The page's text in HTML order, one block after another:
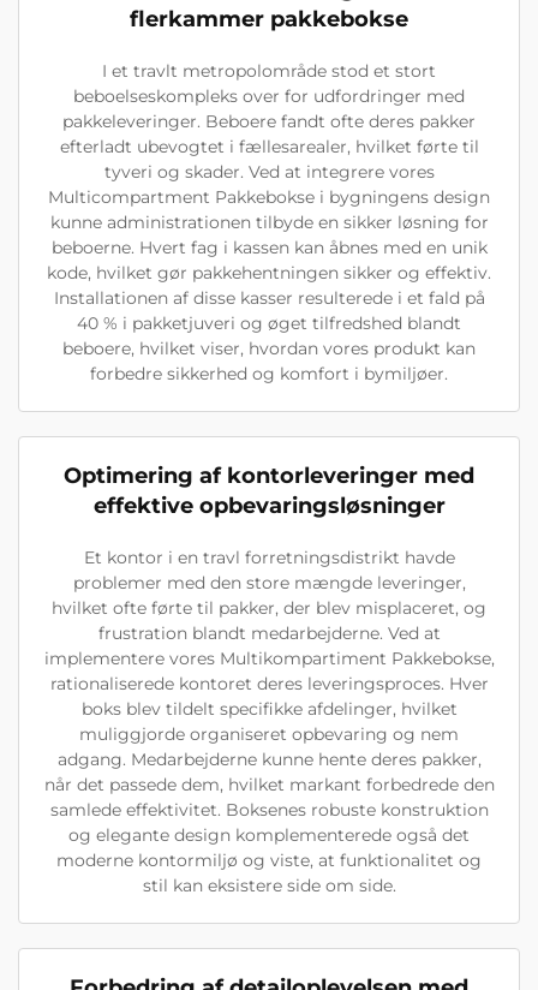
flerkammer pakkebokse
I et travlt metropolområde stod et stort
beboelseskompleks over for udfordringer med
pakkeleveringer. Beboere fandt ofte deres pakker
efterladt ubevogtet i fællesarealer, hvilket førte til
tyveri og skader. Ved at integrere vores
Multicompartment Pakkebokse i bygningens design
kunne administrationen tilbyde en sikker løsning for
beboerne. Hvert fag i kassen kan åbnes med en unik
kode, hvilket gør pakkehentningen sikker og effektiv.
Installationen af disse kasser resulterede i et fald på
40 % i pakketjuveri og øget tilfredshed blandt
beboere, hvilket viser, hvordan vores produkt kan
forbedre sikkerhed og komfort i bymiljøer.
Optimering af kontorleveringer med
effektive opbevaringsløsninger
Et kontor i en travl forretningsdistrikt havde
problemer med den store mængde leveringer,
hvilket ofte førte til pakker, der blev misplaceret, og
frustration blandt medarbejderne. Ved at
implementere vores Multikompartiment Pakkebokse,
rationaliserede kontoret deres leveringsproces. Hver
boks blev tildelt specifikke afdelinger, hvilket
muliggjorde organiseret opbevaring og nem
adgang. Medarbejderne kunne hente deres pakker,
når det passede dem, hvilket markant forbedrede den
samlede effektivitet. Boksenes robuste konstruktion
og elegante design komplementerede også det
moderne kontormiljø og viste, at funktionalitet og
stil kan eksistere side om side.